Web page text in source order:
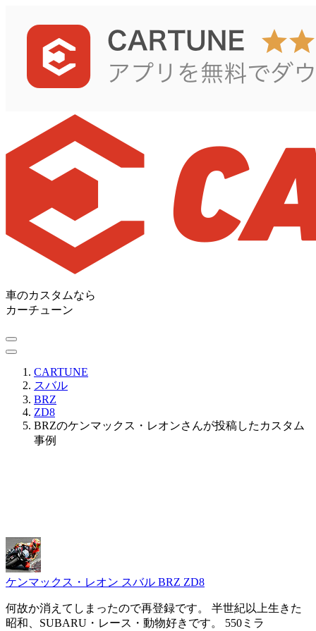
車のカスタムなら
カーチューン
CARTUNE
スバル
BRZ
ZD8
BRZのケンマックス・レオンさんが投稿したカスタム
事例
ケンマックス・レオン スバル BRZ ZD8
何故か消えてしまったので再登録です。 半世紀以上生きた
昭和、SUBARU・レース・動物好きです。 550ミラ